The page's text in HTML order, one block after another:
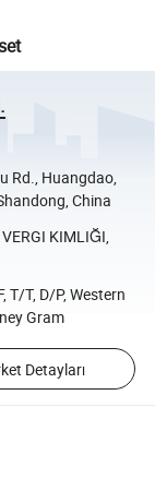
Rd., Huangdao,
China
KIMLIĞI,
T/T, D/P, Western
Gram
Detayları